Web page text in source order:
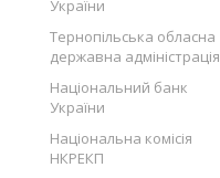
України
Тернопільська обласна
державна адміністрація
Національний банк
України
Національна комісія
НКРЕКП